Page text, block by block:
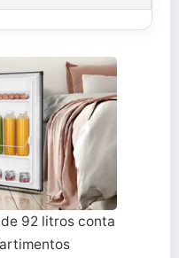
92 litros conta